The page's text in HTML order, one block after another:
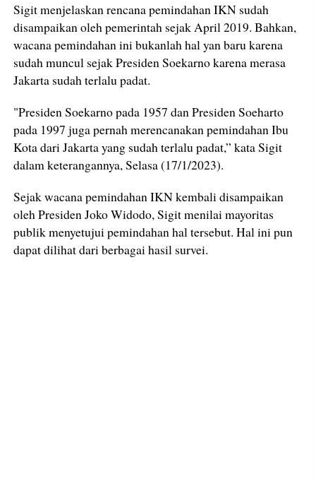
Sigit menjelaskan rencana pemindahan IKN sudah
disampaikan oleh pemerintah sejak April 2019. Bahkan,
wacana pemindahan ini bukanlah hal yan baru karena
sudah muncul sejak Presiden Soekarno karena merasa
Jakarta sudah terlalu padat.
"Presiden Soekarno pada 1957 dan Presiden Soeharto
pada 1997 juga pernah merencanakan pemindahan Ibu
Kota dari Jakarta yang sudah terlalu padat,” kata Sigit
dalam keterangannya, Selasa (17/1/2023).
Sejak wacana pemindahan IKN kembali disampaikan
oleh Presiden Joko Widodo, Sigit menilai mayoritas
publik menyetujui pemindahan hal tersebut. Hal ini pun
dapat dilihat dari berbagai hasil survei.